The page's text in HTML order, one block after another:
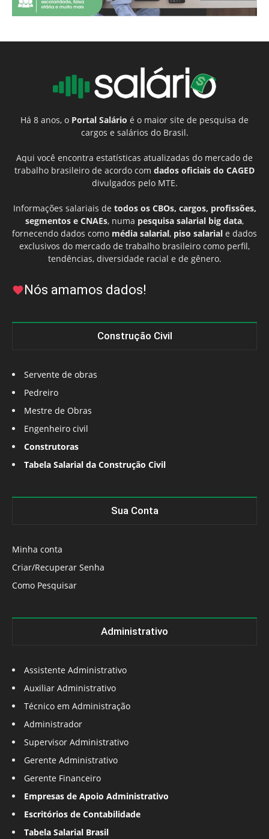
Há 8 anos, o Portal Salário é o maior site de pesquisa de
cargos e salários do Brasil.
Aqui você encontra estatísticas atualizadas do mercado de
trabalho brasileiro de acordo com dados oficiais do CAGED
divulgados pelo MTE.
Informações salariais de todos os CBOs, cargos, profissões,
segmentos e CNAEs, numa pesquisa salarial big data,
fornecendo dados como média salarial, piso salarial e dados
exclusivos do mercado de trabalho brasileiro como perfil,
tendências, diversidade racial e de gênero.
Nós amamos dados!
Construção Civil
Servente de obras
Pedreiro
Mestre de Obras
Engenheiro civil
Construtoras
Tabela Salarial da Construção Civil
Sua Conta
Minha conta
Criar/Recuperar Senha
Como Pesquisar
Administrativo
Assistente Administrativo
Auxiliar Administrativo
Técnico em Administração
Administrador
Supervisor Administrativo
Gerente Administrativo
Gerente Financeiro
Empresas de Apoio Administrativo
Escritórios de Contabilidade
Tabela Salarial Brasil